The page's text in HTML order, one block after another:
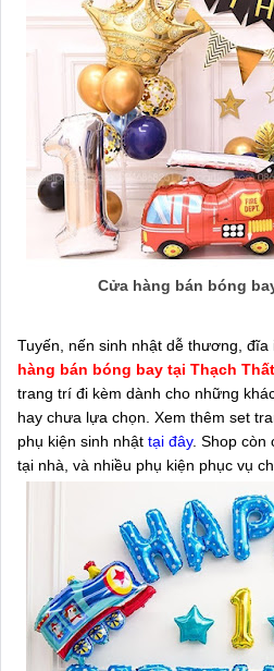
Cửa hàng bán bóng
Tuyến, nến sinh nhật dễ thương,
hàng bán bóng bay tại Thạch Thất
trang trí đi kèm dành cho những
hay chưa lựa chọn. Xem thêm set
phụ kiện sinh nhật tại đây. Shop còn
tại nhà, và nhiều phụ kiện phục vụ